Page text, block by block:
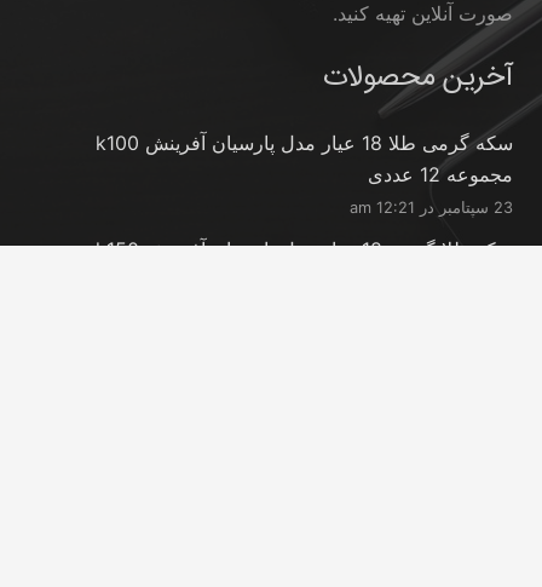
صورت آنلاین تهیه کنید.
آخرین محصولات
سکه گرمی طلا 18 عیار مدل پارسیان آفرینش k100
مجموعه 12 عددی
23 سپتامبر در 12:21 am
سکه طلا گرمی 18 عیار مدل پارسیان آفرینش k150